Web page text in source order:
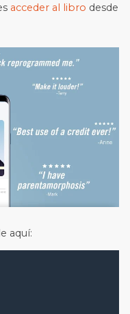
acceder al libro desde
aquí: